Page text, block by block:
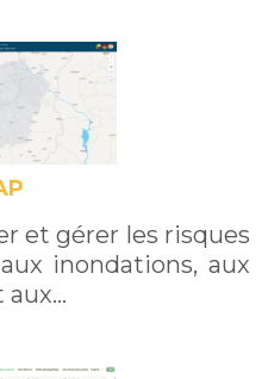
et gérer les risques
inondations, aux
aux…